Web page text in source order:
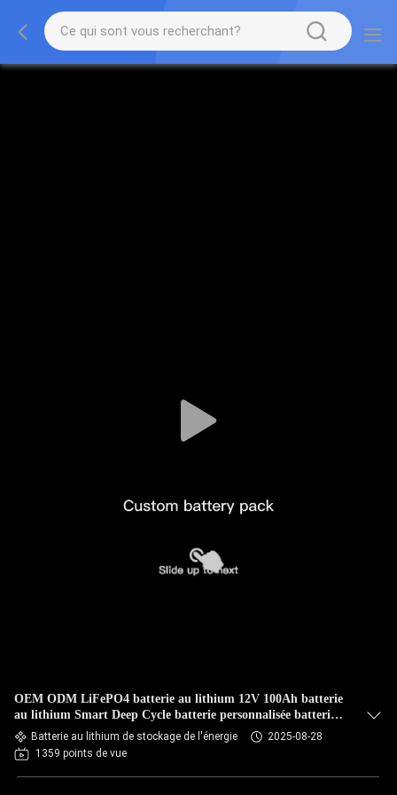
OEM ODM LiFePO4 batterie au lithium 12V 100Ah batterie
au lithium Smart Deep Cycle batterie personnalisée batteries
au lithium
Batterie au lithium de stockage de l'énergie
2025-08-28
1359 points de vue